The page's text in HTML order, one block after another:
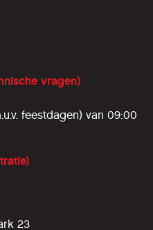
vragen)
feestdagen) van 09:00
23